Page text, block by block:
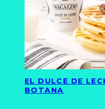
EL DULCE DE
BOTANA